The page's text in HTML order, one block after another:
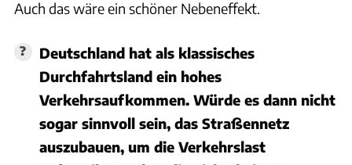
Auch das wäre ein schöner Nebeneffekt.
Deutschland hat als klassisches
Durchfahrtsland ein hohes
Verkehrsaufkommen. Würde es dann nicht
sogar sinnvoll sein, das Straßennetz
auszubauen, um die Verkehrslast